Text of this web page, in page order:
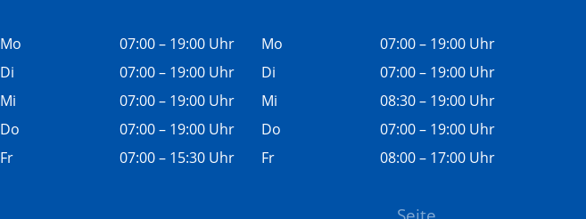
Mo
07:00 – 19:00 Uhr
Di
07:00 – 19:00 Uhr
Mi
07:00 – 19:00 Uhr
Do
07:00 – 19:00 Uhr
Fr
07:00 – 15:30 Uhr
Mo
07:00 – 19:00 Uhr
Di
07:00 – 19:00 Uhr
Mi
08:30 – 19:00 Uhr
Do
07:00 – 19:00 Uhr
Fr
08:00 – 17:00 Uhr